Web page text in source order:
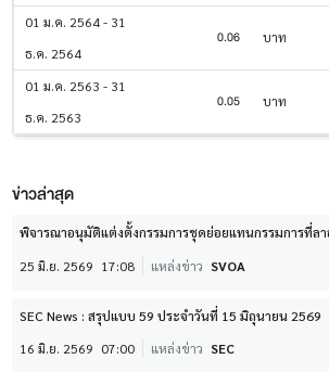
01 ม.ค. 2564 - 31
ธ.ค. 2564
0.06 บาท
01 ม.ค. 2563 - 31
ธ.ค. 2563
0.05 บาท
ข่าวล่าสุด
พิจารณาอนุมัติแต่งตั้งกรรมการชุดย่อยแทนกรรมการที่ลา
25 มิ.ย. 2569 17:08 แหล่งข่าว SVOA
SEC News : สรุปแบบ 59 ประจำวันที่ 15 มิถุนายน 2569
16 มิ.ย. 2569 07:00 แหล่งข่าว SEC